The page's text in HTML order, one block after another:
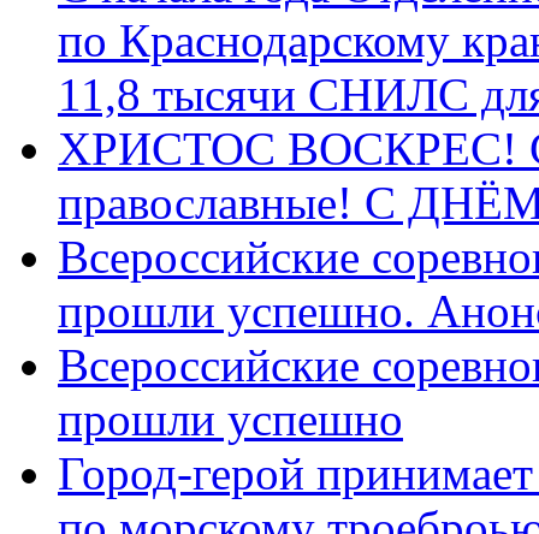
по Краснодарскому
11,8 тысячи СНИЛС
ХРИСТОС ВОСКРЕС! С
православные! C
Всероссийские
прошли успешно.
Всероссийские
прошли успешно
Город-герой